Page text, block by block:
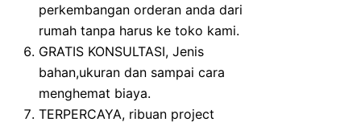
perkembangan orderan anda dari
rumah tanpa harus ke toko kami.
GRATIS KONSULTASI, Jenis
bahan,ukuran dan sampai cara
menghemat biaya.
TERPERCAYA, ribuan project